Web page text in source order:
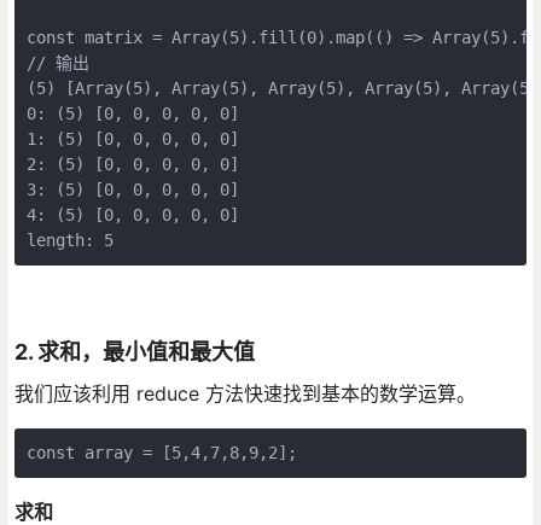
const matrix = Array(5).fill(0).map(() =>
// 输出
(5) [Array(5), Array(5), Array(5), Array(5),
0: (5) [0, 0, 0, 0, 0]
1: (5) [0, 0, 0, 0, 0]
2: (5) [0, 0, 0, 0, 0]
3: (5) [0, 0, 0, 0, 0]
4: (5) [0, 0, 0, 0, 0]
length: 5
2. 求和，最小值和最大值
我们应该利用 reduce 方法快速找到基本的数学运算。
const array = [5,4,7,8,9,2];
求和